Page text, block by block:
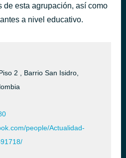
de esta agrupación, así como
a nivel educativo.
2 , Barrio San Isidro,
people/Actualidad-